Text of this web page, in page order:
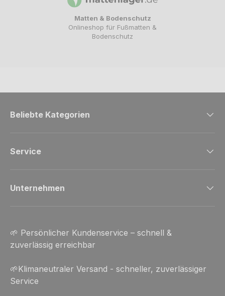
Matten & Bodenschutz
Onlineshop für Fußmatten &
Bodenschutz
Beliebte Kategorien
Service
Unternehmen
🌱 Persönlicher Kundenservice – schnell &
zuverlässig erreichbar
🌱Klimaneutraler Versand - schneller, zuverlässiger
Service